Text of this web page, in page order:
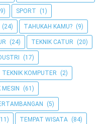
SPORT (1)
(24) TAHUKAH KAMU? (9)
(24) TEKNIK CATUR (20)
(17)
TEKNIK KOMPUTER (2)
MESIN (61)
(5)
TEMPAT WISATA (84)